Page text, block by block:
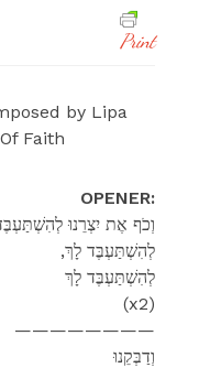
Print
by Lipa
Faith
OPENER:
וְכֹף אֶת יִצְרֵנוּ
,לְהִשְׁתַּעְבֶּד לָךְ
לְהִשְׁתַּעְבֶּד לָךְ
(x2)
————————
וְדַבְּקֵנוּ